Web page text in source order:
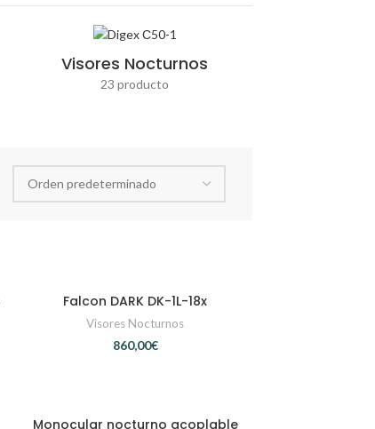
Visores Nocturnos
23 producto
AÑADIR AL CARRITO
Falcon DARK DK-1L-18x
Visores Nocturnos
€
SELECCIONAR OPCIONES
Monocular nocturno acoplable